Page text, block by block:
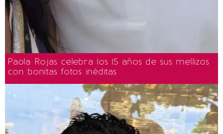
Paola Rojas celebra los 15 años de sus mellizos
con bonitas fotos inéditas